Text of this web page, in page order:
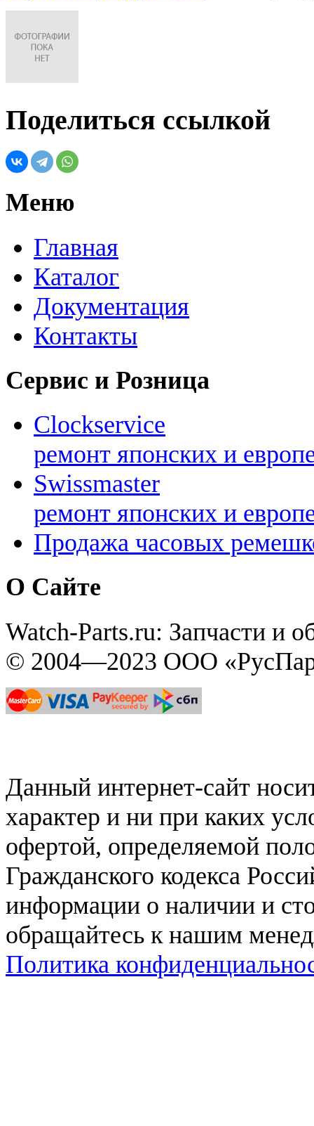
Поделиться ссылкой
Меню
Главная
Каталог
Документация
Контакты
Сервис и Розница
Clockservice
ремонт японских и
Swissmaster
ремонт японских и
Продажа часовых
О Сайте
Watch-Parts.ru: Запчасти и
© 2004—2023 ООО
Данный интернет-сайт
характер и ни при каких
офертой, определяемой
Гражданского кодекса
информации о наличии и
обращайтесь к нашим
Политика